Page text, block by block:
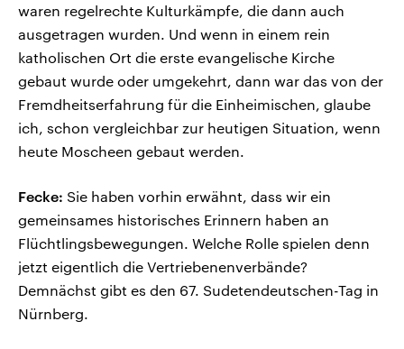
waren regelrechte Kulturkämpfe, die dann auch
ausgetragen wurden. Und wenn in einem rein
katholischen Ort die erste evangelische Kirche
gebaut wurde oder umgekehrt, dann war das von der
Fremdheitserfahrung für die Einheimischen, glaube
ich, schon vergleichbar zur heutigen Situation, wenn
heute Moscheen gebaut werden.
Fecke: Sie haben vorhin erwähnt, dass wir ein
gemeinsames historisches Erinnern haben an
Flüchtlingsbewegungen. Welche Rolle spielen denn
jetzt eigentlich die Vertriebenenverbände?
Demnächst gibt es den 67. Sudetendeutschen-Tag in
Nürnberg.